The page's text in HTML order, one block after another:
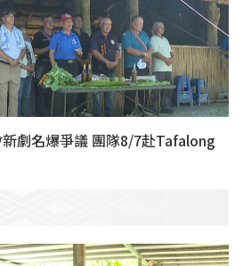
新劇名爆爭議 團隊8/7赴Tafalong